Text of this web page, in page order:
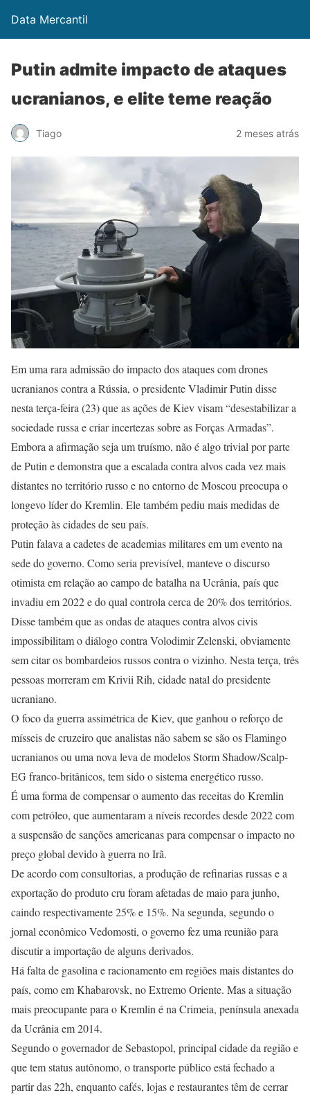
Data Mercantil
Putin admite impacto de ataques
ucranianos, e elite teme reação
Tiago 2 meses atrás
Em uma rara admissão do impacto dos ataques com drones
ucranianos contra a Rússia, o presidente Vladimir Putin disse
nesta terça-feira (23) que as ações de Kiev visam “desestabilizar a
sociedade russa e criar incertezas sobre as Forças Armadas”.
Embora a afirmação seja um truísmo, não é algo trivial por parte
de Putin e demonstra que a escalada contra alvos cada vez mais
distantes no território russo e no entorno de Moscou preocupa o
longevo líder do Kremlin. Ele também pediu mais medidas de
proteção às cidades de seu país.
Putin falava a cadetes de academias militares em um evento na
sede do governo. Como seria previsível, manteve o discurso
otimista em relação ao campo de batalha na Ucrânia, país que
invadiu em 2022 e do qual controla cerca de 20% dos territórios.
Disse também que as ondas de ataques contra alvos civis
impossibilitam o diálogo contra Volodimir Zelenski, obviamente
sem citar os bombardeios russos contra o vizinho. Nesta terça, três
pessoas morreram em Krivii Rih, cidade natal do presidente
ucraniano.
O foco da guerra assimétrica de Kiev, que ganhou o reforço de
mísseis de cruzeiro que analistas não sabem se são os Flamingo
ucranianos ou uma nova leva de modelos Storm Shadow/Scalp-
EG franco-britânicos, tem sido o sistema energético russo.
É uma forma de compensar o aumento das receitas do Kremlin
com petróleo, que aumentaram a níveis recordes desde 2022 com
a suspensão de sanções americanas para compensar o impacto no
preço global devido à guerra no Irã.
De acordo com consultorias, a produção de refinarias russas e a
exportação do produto cru foram afetadas de maio para junho,
caindo respectivamente 25% e 15%. Na segunda, segundo o
jornal econômico Vedomosti, o governo fez uma reunião para
discutir a importação de alguns derivados.
Há falta de gasolina e racionamento em regiões mais distantes do
país, como em Khabarovsk, no Extremo Oriente. Mas a situação
mais preocupante para o Kremlin é na Crimeia, península anexada
da Ucrânia em 2014.
Segundo o governador de Sebastopol, principal cidade da região e
que tem status autônomo, o transporte público está fechado a
partir das 22h, enquanto cafés, lojas e restaurantes têm de cerrar